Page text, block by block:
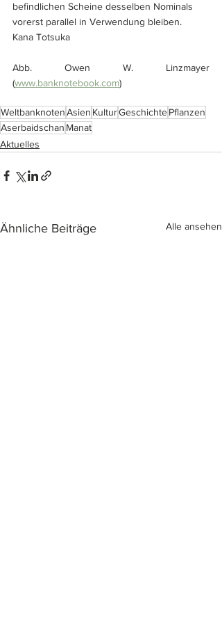
befindlichen Scheine desselben Nominals
vorerst parallel in Verwendung bleiben.
Kana Totsuka
Abb. Owen W. Linzmayer
(www.banknotebook.com)
WeltbanknotenAsien KulturGeschichtePflanzen
Aserbaidschan Manat
Aktuelles
Ähnliche Beiträge Alle ansehen